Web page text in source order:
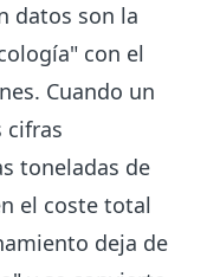
datos son la
con el
Cuando un
cifras
toneladas de
el coste total
deja de